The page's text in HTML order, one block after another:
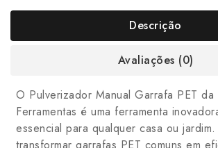
Descrição
Avaliações (0)
O Pulverizador Manual Garrafa PET da
Ferramentas é uma ferramenta
essencial para qualquer casa ou